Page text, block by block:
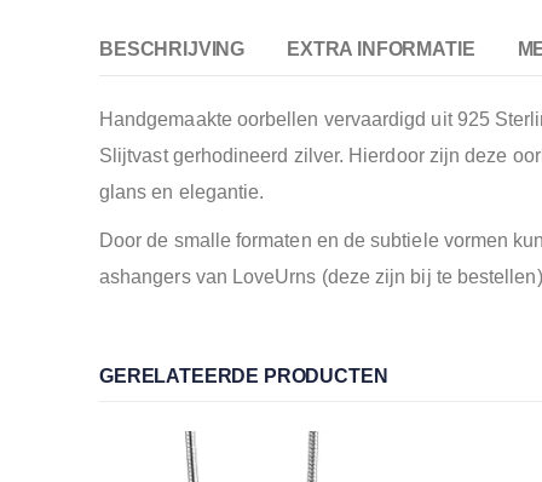
BESCHRIJVING EXTRA INFORMATIE
Handgemaakte oorbellen vervaardigd uit 925
Slijtvast gerhodineerd zilver. Hierdoor zijn deze
glans en elegantie.
Door de smalle formaten en de subtiele vormen
ashangers van LoveUrns (deze zijn bij te
GERELATEERDE PRODUCTEN